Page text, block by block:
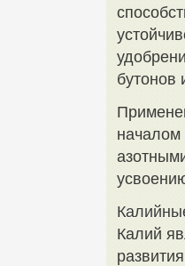
бутонов
началом
Калий